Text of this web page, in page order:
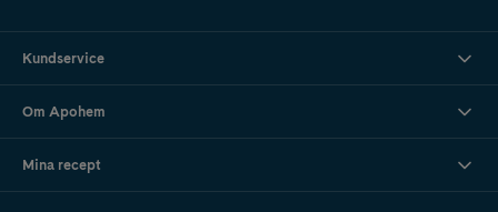
Kundservice
Om Apohem
Mina recept